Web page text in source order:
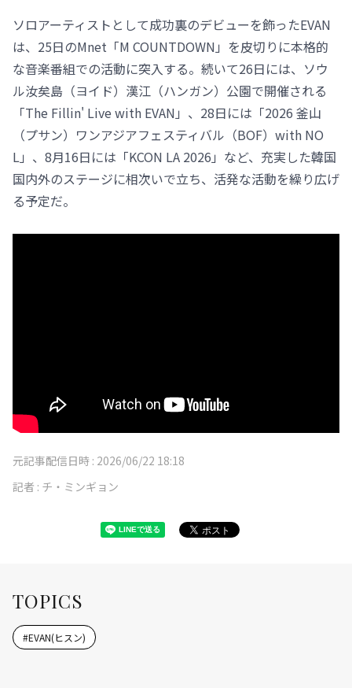
ソロアーティストとして成功裏のデビューを飾ったEVAN
は、25日のMnet「M COUNTDOWN」を皮切りに本格的
な音楽番組での活動に突入する。続いて26日には、ソウ
ル汝矣島（ヨイド）漢江（ハンガン）公園で開催される
「The Fillin' Live with EVAN」、28日には「2026 釜山
（プサン）ワンアジアフェスティバル（BOF）with NO
L」、8月16日には「KCON LA 2026」など、充実した韓国
国内外のステージに相次いで立ち、活発な活動を繰り広げ
る予定だ。
元記事配信日時 : 2026/06/22 18:18
記者 : チ・ミンギョン
TOPICS
#EVAN(ヒスン)